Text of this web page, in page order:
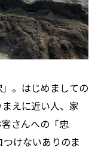
。はじめましての
えに近い人、家
さんへの「忠
けないありのま